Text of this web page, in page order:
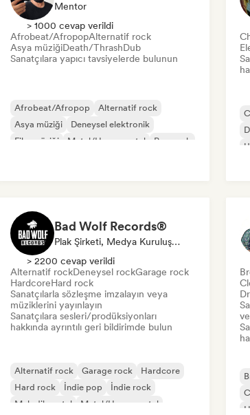
Mentor
> 1000 cevap verildi
Afrobeat/AfropopAlternatif rock
Asya müziğiDeath/ThrashDub
Sanatçılara yapıcı tavsiyelerde bulunun
Afrobeat/Afropop
Alternatif rock
Asya müziği
Deneysel elektronik
Film müziği
Metal/Heavy metal
Pop rock
Bad Wolf Records®
Plak Şirketi, Medya Kuruluşu/Gazeteci, Ses Uzmanı
> 2200 cevap verildi
Alternatif rockDeneysel rockGarage rock
HardcoreHard rock
Sanatçılarla sözleşme imzalayın veya
müziklerini yayınlayın
Sanatçılara sesleri/prodüksiyonları
hakkında ayrıntılı geri bildirimde bulun
Alternatif rock Garage rock
Hardcore
Hard rock
İndie pop
İndie rock
Melodik metal
Metal/Heavy metal